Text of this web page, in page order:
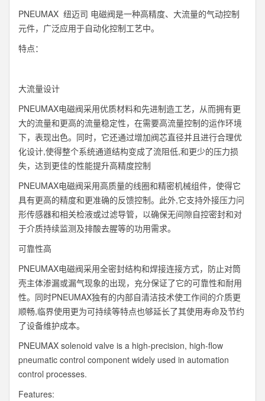
PNEUMAX 纽迈司 电磁阀是一种高精度、大流量的气动控制
元件，广泛应用于自动化控制工艺中。
特点：
大流量设计
PNEUMAX电磁阀采用优质材料和先进制造工艺，从而拥有更
大的流量和更高的流量稳定性，在需要高流量控制的运作环境
下，表现出色。同时，它还通过增加阀芯直径并且进行合理优
化设计,使得整个系统通道结构变成了流阻低,和更少的压力损
失，达到更佳的性能提升高精度控制
PNEUMAX电磁阀采用高质量的线圈和精密机械组件，使得它
具有更高的精度和更准确的反馈控制。此外,它支持外接压力问
形传感器和相关检液或过滤导管，以确保无间隙自控密封和对
于介质持续监测及排酸去腥等的功用需求。
可靠性高
PNEUMAX电磁阀采用全密封结构和焊接连接方式，防止对筒
壳主体渗漏或漏气现象的出现，充分保证了它的可靠性和耐用
性。同时PNEUMAX独有的内部自清洁技术使工作间的介质更
顺畅,临界使用更为可持续等特点也够延长了其使用寿命及节约
了设备维护成本。
PNEUMAX solenoid valve is a high-precision, high-flow
pneumatic control component widely used in automation
control processes.
Features: